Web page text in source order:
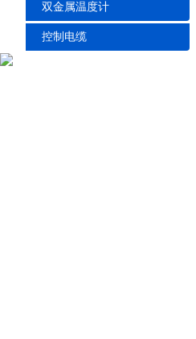
双金属温度计
控制电缆